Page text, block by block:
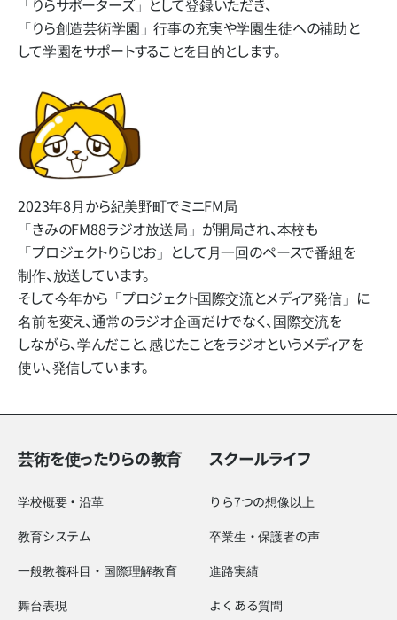
「りらサポーターズ」と​して​登録いただき、​
「りら創造芸術学園」​行事の​充実や​学園生徒への​補助と​
して​学園を​サポートする​ことを​目的とします。
2023年8月から​紀美野町で​ミニFM局​
「きみのFM88ラジオ放送局」 が​開局され、​本校も​
「プロジェクトりらじお」と​して​月一回の​ペースで​番組を​
制作、​放送しています。
そして​今年から​「プロジェクト国際交流と​メディア発信」に​
名前を​変え、​通常の​ラジオ企画だけでなく、​国際交流を​
しながら、​学んだ​こと、​感じた​ことを​ラジオと​いう​メディアを​
使い、​発信しています。
芸術を使ったりらの教育
学校概要・沿革
教育システム
一般教養科目・国際理解教育
舞台表現
スクールライフ
りら7つの想像以上
卒業生・保護者の声
進路実績
よくある質問